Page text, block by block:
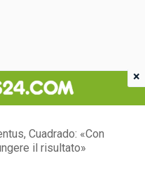
Cuadrado: «Con
il risultato»
×